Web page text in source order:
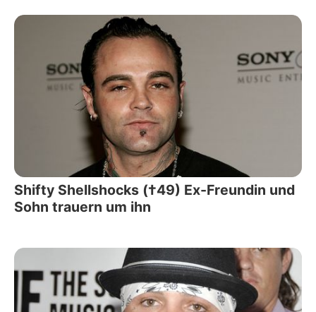
Shifty Shellshocks (†49) Ex-Freundin und
Sohn trauern um ihn